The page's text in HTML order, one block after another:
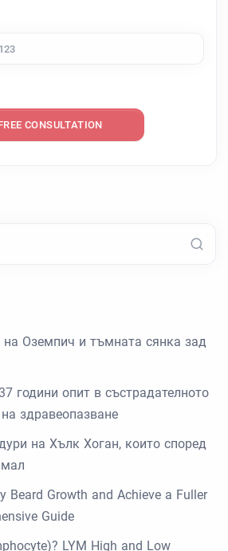
CONSULTATION
на Оземпич и тъмната сянка зад
години опит в състрадателното
здравеопазване
на Хълк Хоган, които според
Beard Growth and Achieve a Fuller
Guide
LYM High and Low